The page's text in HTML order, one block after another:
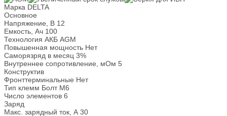
Марка DELTA
Основное
Напряжение, В 12
Емкость, Ач 100
Технология АКБ AGM
Повышенная мощность Нет
Саморязряд в месяц 3%
Внутреннее сопротивление, мОм 5
Конструктив
Фронттерминальные Нет
Тип клемм Болт М6
Число элементов 6
Заряд
Макс. зарядный ток, А 30